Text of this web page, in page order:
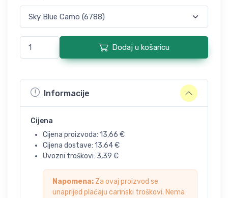
Dodaj u košaricu
Informacije
Cijena
Cijena proizvoda: 13,66 €
Cijena dostave: 13,64€
Uvozni troškovi: 3,39 €
Napomena: Za ovaj proizvod se
unaprijed plaćaju carinski troškovi. Nema